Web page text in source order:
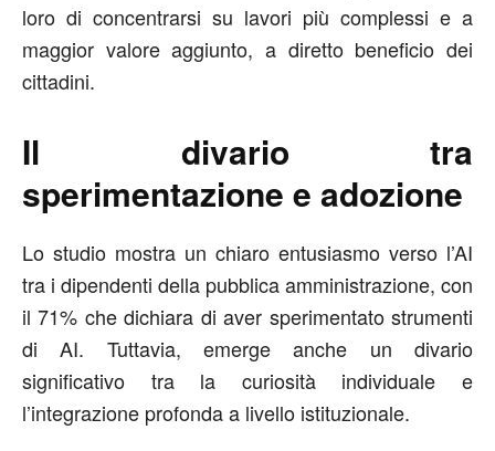
loro di concentrarsi su lavori più complessi e a
maggior valore aggiunto, a diretto beneficio dei
cittadini.
Il divario tra
sperimentazione e adozione
Lo studio mostra un chiaro entusiasmo verso l’AI
tra i dipendenti della pubblica amministrazione, con
il 71% che dichiara di aver sperimentato strumenti
di AI. Tuttavia, emerge anche un divario
significativo tra la curiosità individuale e
l’integrazione profonda a livello istituzionale.